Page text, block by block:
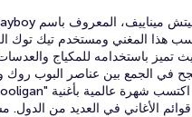
هذا المغني ومستخدم تيك توك
تميز باستخدامه للمكياج والعدسات
في الجمع بين عناصر البوب ​​روك
الأغاني في العديد من